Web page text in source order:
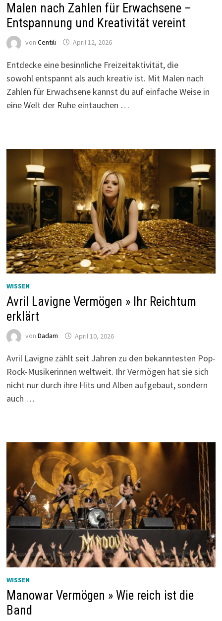
Malen nach Zahlen für Erwachsene –
Entspannung und Kreativität vereint
von Centili April 12, 2026
Entdecke eine besinnliche Freizeitaktivität, die
sowohl entspannt als auch kreativ ist. Mit Malen nach
Zahlen für Erwachsene kannst du auf einfache Weise in
eine Welt der Ruhe eintauchen …
WISSEN
Avril Lavigne Vermögen » Ihr Reichtum
erklärt
von Dadam April 10, 2026
Avril Lavigne zählt seit Jahren zu den bekanntesten Pop-
Rock-Musikerinnen weltweit. Ihr Vermögen hat sie sich
nicht nur durch ihre Hits und Alben aufgebaut, sondern
auch …
WISSEN
Manowar Vermögen » Wie reich ist die
Band